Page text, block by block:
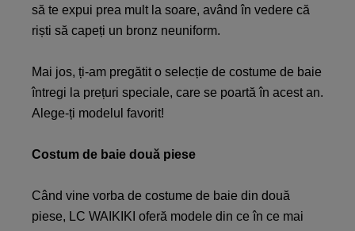
să te expui prea mult la soare, având în vedere că
riști să capeți un bronz neuniform.
Mai jos, ți-am pregătit o selecție de costume de baie
întregi la prețuri speciale, care se poartă în acest an.
Alege-ți modelul favorit!
Costum de baie două piese
Când vine vorba de costume de baie din două
piese, LC WAIKIKI oferă modele din ce în ce mai